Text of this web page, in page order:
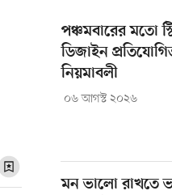
পঞ্চমবারের মতো
ডিজাইন
নিয়মাবলী
০৬ আগস্ট ২০২৬
মন ভালো রাখতে